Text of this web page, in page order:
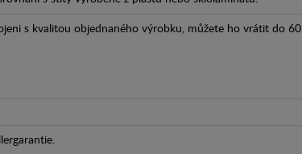
s kvalitou objednaného výrobku, můžete ho vrátit do 60